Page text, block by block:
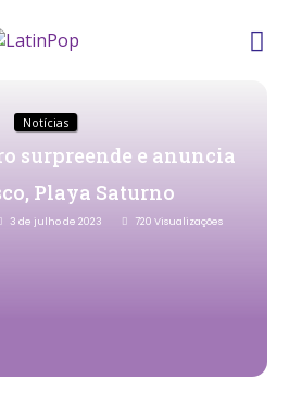
Notícias
surpreende e anuncia
Playa Saturno
3 de julho de 2023 720 Visualizações